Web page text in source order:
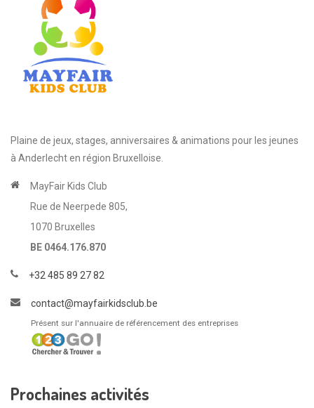
Plaine de jeux, stages, anniversaires & animations pour les jeunes
à Anderlecht en région Bruxelloise.
MayFair Kids Club
Rue de Neerpede 805,
1070 Bruxelles
BE 0464.176.870
+32 485 89 27 82
contact@mayfairkidsclub.be
Présent sur l'annuaire de référencement des entreprises
Prochaines activités